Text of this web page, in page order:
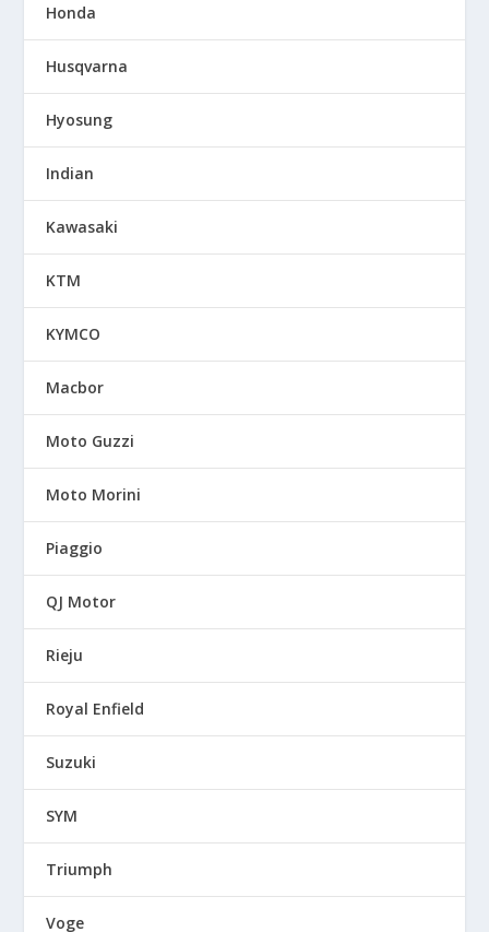
Honda
Husqvarna
Hyosung
Indian
Kawasaki
KTM
KYMCO
Macbor
Moto Guzzi
Moto Morini
Piaggio
QJ Motor
Rieju
Royal Enfield
Suzuki
SYM
Triumph
Voge